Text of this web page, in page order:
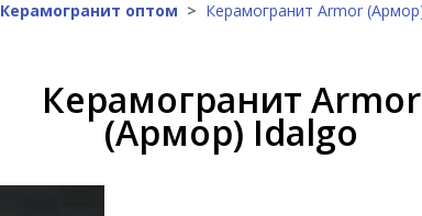
Керамогранит оптом Керамогранит Armor
Керамогранит Armor
(Армор) Idalgo